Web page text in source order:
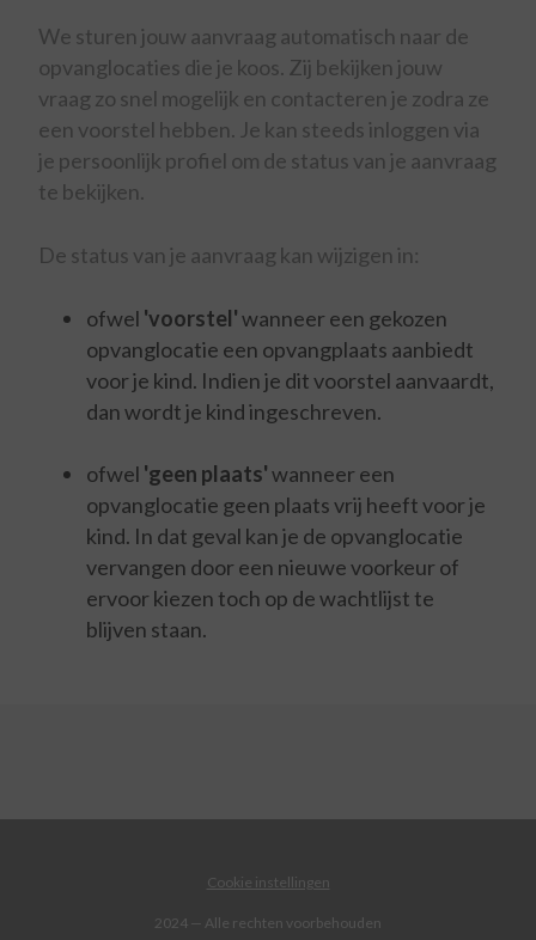
We sturen jouw aanvraag automatisch naar de
opvanglocaties die je koos. Zij bekijken jouw
vraag zo snel mogelijk en contacteren je zodra ze
een voorstel hebben. Je kan steeds inloggen via
je persoonlijk profiel om de status van je aanvraag
te bekijken.
De status van je aanvraag kan wijzigen in:
ofwel 'voorstel'wanneer een gekozen
opvanglocatie een opvangplaats aanbiedt
voor je kind. Indien je dit voorstel aanvaardt,
dan wordt je kind ingeschreven.
ofwel 'geen plaats'wanneer een
opvanglocatie geen plaats vrij heeft voor je
kind. In dat geval kan je de opvanglocatie
vervangen door een nieuwe voorkeur of
ervoor kiezen toch op de wachtlijst te
blijven staan.
2024 — Alle rechten voorbehouden
Cookie instellingen